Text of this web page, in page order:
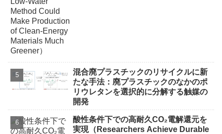
混合廃プラスチックのリサイクルに新
たな手法：廃プラスチックのなかのポ
リウレタンを選択的に分解する触媒の
開発
酸性条件下での高耐久CO₂電解還元を
実現（Researchers Achieve Durable